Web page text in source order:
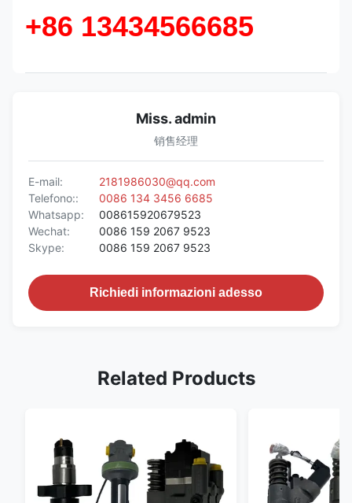
+86 13434566685
Miss. admin
销售经理
E-mail:
2181986030@qq.com
Telefono::
0086 134 3456 6685
Whatsapp:
008615920679523
Wechat:
0086 159 2067 9523
Skype:
0086 159 2067 9523
Richiedi informazioni adesso
Related Products